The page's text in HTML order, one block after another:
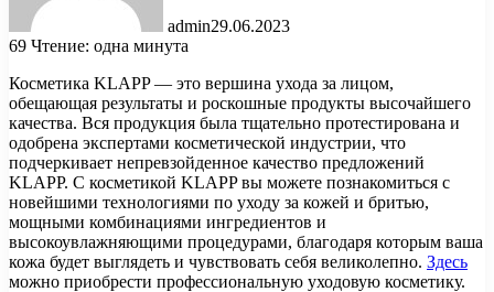
admin29.06.2023
69 Чтение: одна минута
Косметика KLAPP — это вершина ухода за лицом,
обещающая результаты и роскошные продукты высочайшего
качества. Вся продукция была тщательно протестирована и
одобрена экспертами косметической индустрии, что
подчеркивает непревзойденное качество предложений
KLAPP. С косметикой KLAPP вы можете познакомиться с
новейшими технологиями по уходу за кожей и бритью,
мощными комбинациями ингредиентов и
высокоувлажняющими процедурами, благодаря которым ваша
кожа будет выглядеть и чувствовать себя великолепно. Здесь
можно приобрести профессиональную уходовую косметику.